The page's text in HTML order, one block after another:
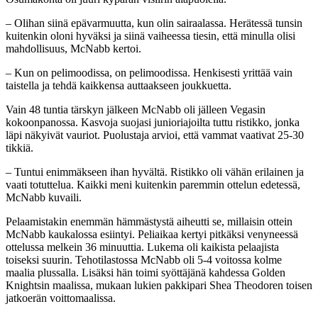
– Olihan siinä epävarmuutta, kun olin sairaalassa. Herätessä tunsin
kuitenkin oloni hyväksi ja siinä vaiheessa tiesin, että minulla olisi
mahdollisuus, McNabb kertoi.
– Kun on pelimoodissa, on pelimoodissa. Henkisesti yrittää vain
taistella ja tehdä kaikkensa auttaakseen joukkuetta.
Vain 48 tuntia tärskyn jälkeen McNabb oli jälleen Vegasin
kokoonpanossa. Kasvoja suojasi junioriajoilta tuttu ristikko, jonka
läpi näkyivät vauriot. Puolustaja arvioi, että vammat vaativat 25-30
tikkiä.
– Tuntui enimmäkseen ihan hyvältä. Ristikko oli vähän erilainen ja
vaati totuttelua. Kaikki meni kuitenkin paremmin ottelun edetessä,
McNabb kuvaili.
Pelaamistakin enemmän hämmästystä aiheutti se, millaisin ottein
McNabb kaukalossa esiintyi. Peliaikaa kertyi pitkäksi venyneessä
ottelussa melkein 36 minuuttia. Lukema oli kaikista pelaajista
toiseksi suurin. Tehotilastossa McNabb oli 5-4 voitossa kolme
maalia plussalla. Lisäksi hän toimi syöttäjänä kahdessa Golden
Knightsin maalissa, mukaan lukien pakkipari Shea Theodoren toisen
jatkoerän voittomaalissa.